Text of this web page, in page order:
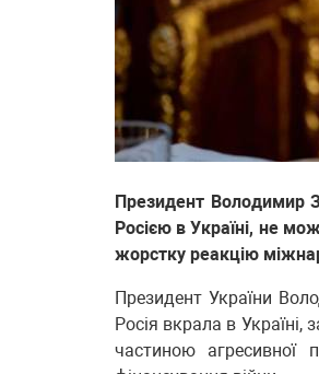
Президент Володимир
Росією в Україні, не
жорстку реакцію
Президент України
Росія вкрала в
частиною агресивної